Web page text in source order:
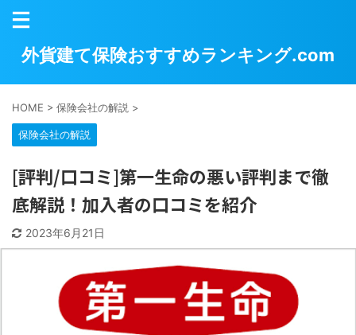
外貨建て保険おすすめランキング.com
HOME > 保険会社の解説 >
保険会社の解説
[評判/口コミ]第一生命の悪い評判まで徹
底解説！加入者の口コミを紹介
2023年6月21日